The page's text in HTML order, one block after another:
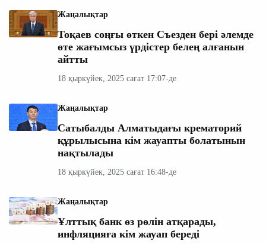
Жаңалықтар
Тоқаев соңғы өткен Съезден бері әлемде
өте жағымсыз үрдістер белең алғанын
айтты
18 қыркүйек, 2025 сағат 17:07-де
Жаңалықтар
Сатыбалды Алматыдағы крематорий
құрылысына кім жауапты болатынын
нақтылады
18 қыркүйек, 2025 сағат 16:48-де
Жаңалықтар
Ұлттық банк өз рөлін атқарады,
инфляцияға кім жауап береді